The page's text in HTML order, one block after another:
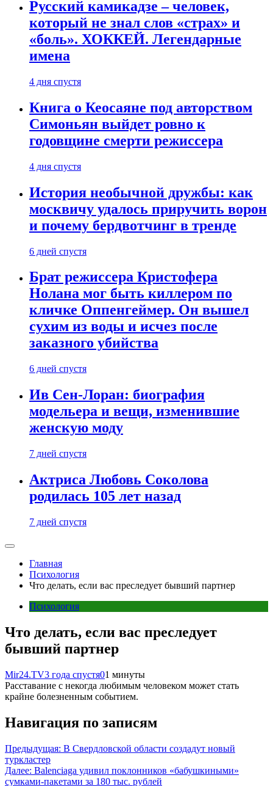
Русский камикадзе – человек,
который не знал слов «страх» и
«боль». ХОККЕЙ. Легендарные
имена
4 дня спустя
Книга о Кеосаяне под авторством
Симоньян выйдет ровно к
годовщине смерти режиссера
4 дня спустя
История необычной дружбы: как
москвичу удалось приручить ворон
и почему бердвотчинг в тренде
6 дней спустя
Брат режиссера Кристофера
Нолана мог быть киллером по
кличке Оппенгеймер. Он вышел
сухим из воды и исчез после
заказного убийства
6 дней спустя
Ив Сен-Лоран: биография
модельера и вещи, изменившие
женскую моду
7 дней спустя
Актриса Любовь Соколова
родилась 105 лет назад
7 дней спустя
Главная
Психология
Что делать, если вас преследует бывший партнер
Психология
Что делать, если вас преследует
бывший партнер
Mir24.TV3 года спустя01 минуты
Расставание с некогда любимым человеком может стать
крайне болезненным событием.
Навигация по записям
Предыдущая: В Свердловской области создадут новый
туркластер
Далее: Balenciaga удивил поклонников «бабушкиными»
сумками-пакетами за 180 тыс. рублей